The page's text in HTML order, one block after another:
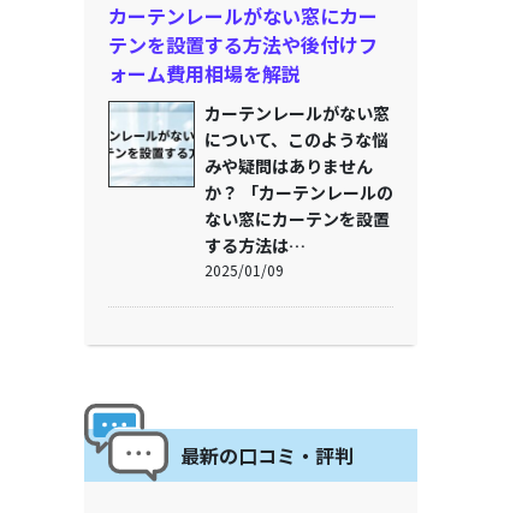
カーテンレールがない窓にカー
テンを設置する方法や後付けフ
ォーム費用相場を解説
カーテンレールがない窓
について、このような悩
みや疑問はありません
か？ 「カーテンレールの
ない窓にカーテンを設置
する方法は…
2025/01/09
最新の口コミ・評判